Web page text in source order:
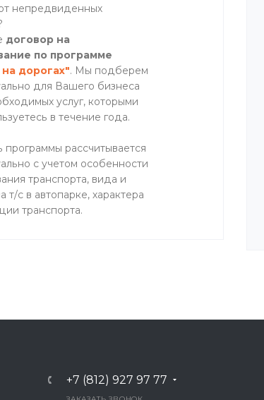
непредвиденных
договор на
по программе
дорогах". Мы подберем
для Вашего бизнеса
услуг, которыми
в течение года.
программы рассчитывается
с учетом особенности
транспорта, вида и
т/с в автопарке, характера
транспорта.
+7 (812) 927 97 77